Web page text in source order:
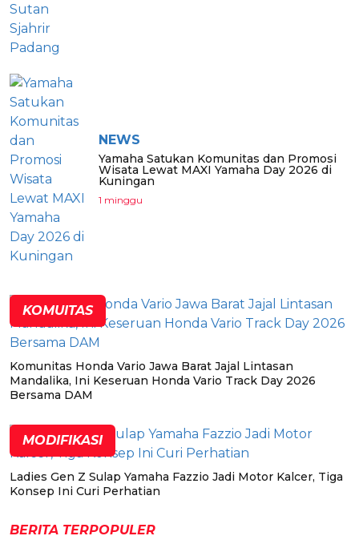
NEWS
Yamaha Satukan Komunitas dan Promosi
Wisata Lewat MAXI Yamaha Day 2026 di
Kuningan
1 minggu
KOMUITAS
Komunitas Honda Vario Jawa Barat Jajal Lintasan
Mandalika, Ini Keseruan Honda Vario Track Day 2026
Bersama DAM
MODIFIKASI
Ladies Gen Z Sulap Yamaha Fazzio Jadi Motor Kalcer, Tiga
Konsep Ini Curi Perhatian
BERITA TERPOPULER